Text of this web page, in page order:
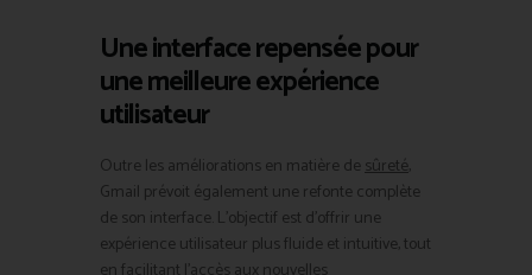
Une interface repensée pour
une meilleure expérience
utilisateur
Outre les améliorations en matière desûreté,
Gmail prévoit également une refonte complète
de son interface. L’objectif est d’offrir une
expérience utilisateur plus fluide et intuitive, tout